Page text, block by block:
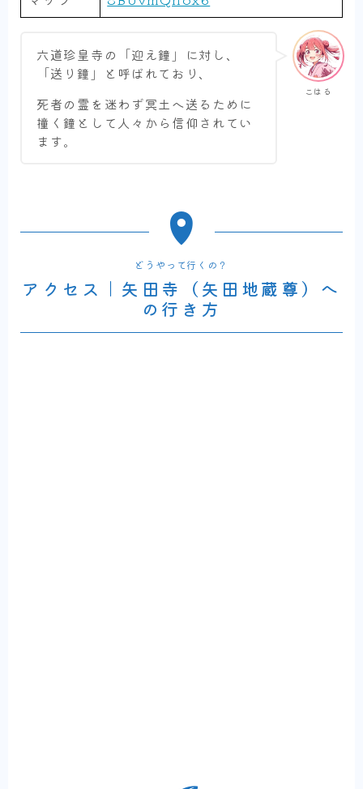
こはる
六道珍皇寺の「迎え鐘」に対し、
「送り鐘」と呼ばれており、
死者の霊を迷わず冥土へ送るために
撞く鐘として人々から信仰されてい
ます。
どうやって行くの？
アクセス｜矢田寺（矢田地蔵尊）へ
の行き方